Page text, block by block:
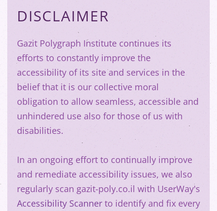
DISCLAIMER
Gazit Polygraph Institute continues its
efforts to constantly improve the
accessibility of its site and services in the
belief that it is our collective moral
obligation to allow seamless, accessible and
unhindered use also for those of us with
disabilities.
In an ongoing effort to continually improve
and remediate accessibility issues, we also
regularly scan gazit-poly.co.il with UserWay's
Accessibility Scanner to identify and fix every